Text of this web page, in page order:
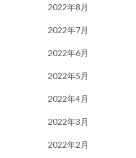
2022年8月
2022年7月
2022年6月
2022年5月
2022年4月
2022年3月
2022年2月